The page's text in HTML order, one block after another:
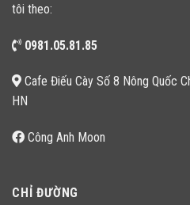
tôi theo:
0981.05.81.85
Cafe Điếu Cày Số 8 Nông Quốc
HN
Công Anh Moon
CHỈ ĐƯỜNG